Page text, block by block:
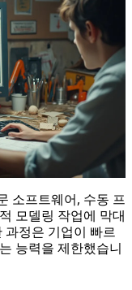
소프트웨어, 수동 프
모델링 작업에 막대
과정은 기업이 빠르
능력을 제한했습니